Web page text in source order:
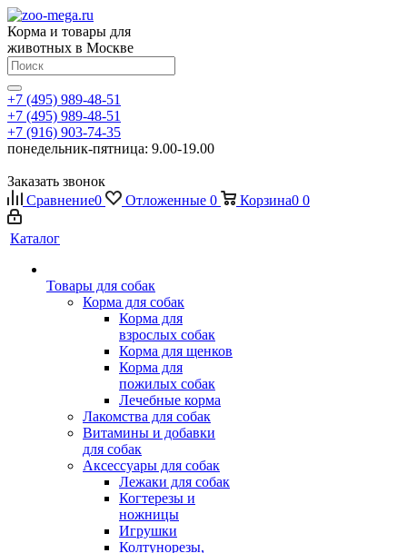
Корма и товары для
животных в Москве
+7 (495) 989-48-51
+7 (495) 989-48-51
+7 (916) 903-74-35
понедельник-пятница: 9.00-19.00
Заказать звонок
Сравнение0 Отложенные 0 Корзина0 0
Каталог
Товары для собак
Корма для собак
Корма для
взрослых собак
Корма для щенков
Корма для
пожилых собак
Лечебные корма
Лакомства для собак
Витамины и добавки
для собак
Аксессуары для собак
Лежаки для собак
Когтерезы и
ножницы
Игрушки
Колтунорезы,